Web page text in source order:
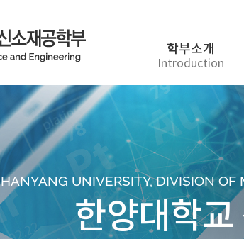
학부소개
Introduction
HANYANG UNIVERSITY, DIVISION
한양대학